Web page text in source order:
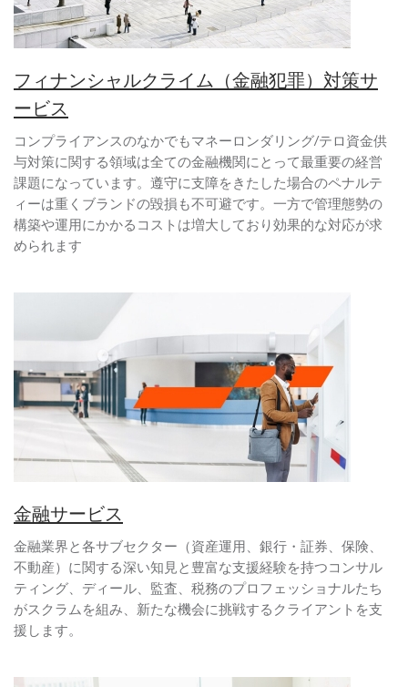
フィナンシャルクライム（金融犯罪）対策サ
ービス
コンプライアンスのなかでもマネーロンダリング/テロ資金供
与対策に関する領域は全ての金融機関にとって最重要の経営
課題になっています。遵守に支障をきたした場合のペナルテ
ィーは重くブランドの毀損も不可避です。一方で管理態勢の
構築や運用にかかるコストは増大しており効果的な対応が求
められます
金融サービス
金融業界と各サブセクター（資産運用、銀行・証券、保険、
不動産）に関する深い知見と豊富な支援経験を持つコンサル
ティング、ディール、監査、税務のプロフェッショナルたち
がスクラムを組み、新たな機会に挑戦するクライアントを支
援します。